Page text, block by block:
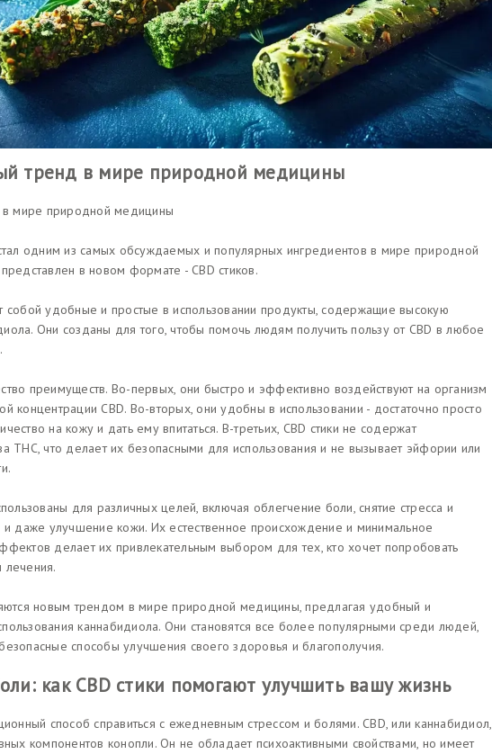
тренд в мире природной медицины
в мире природной медицины
одним из самых обсуждаемых и популярных ингредиентов в мире природной
в новом формате - CBD стиков.
собой удобные и простые в использовании продукты, содержащие высокую
Они созданы для того, чтобы помочь людям получить пользу от CBD в любое
преимуществ. Во-первых, они быстро и эффективно воздействуют на организм
концентрации CBD. Во-вторых, они удобны в использовании - достаточно просто
на кожу и дать ему впитаться. В-третьих, CBD стики не содержат
THC, что делает их безопасными для использования и не вызывает эйфории или
для различных целей, включая облегчение боли, снятие стресса и
и даже улучшение кожи. Их естественное происхождение и минимальное
делает их привлекательным выбором для тех, кто хочет попробовать
лечения.
новым трендом в мире природной медицины, предлагая удобный и
каннабидиола. Они становятся все более популярными среди людей,
способы улучшения своего здоровья и благополучия.
как CBD стики помогают улучшить вашу жизнь
способ справиться с ежедневным стрессом и болями. CBD, или каннабидиол,
компонентов конопли. Он не обладает психоактивными свойствами, но имеет